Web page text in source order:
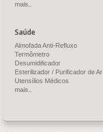
mais..
Saúde
Almofada Anti-Refluxo
Termômetro
Desumidificador
Esterilizador / Purificador de Ar
Utensílios Médicos
mais..